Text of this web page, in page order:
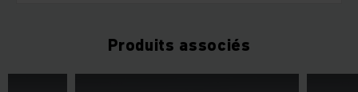
Produits associés